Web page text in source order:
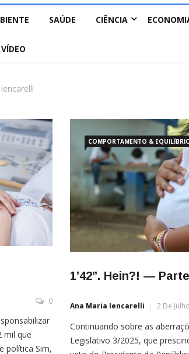
SAÚDE CIÊNCIA
VÍDEO
0
mil que
política Sim,
COMPORTAMENTO &
1’42’’. Hein?! —
Ana Maria Iencarelli 2 De
Continuando sobre as
Legislativo 3/2025, que